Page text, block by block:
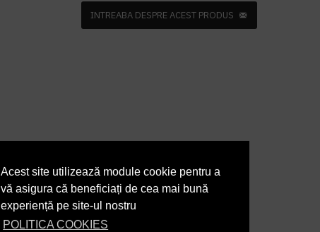
Acest site utilizează module cookie pentru a
vă asigura că beneficiați de cea mai bună
experiență pe site-ul nostru
POLITICA COOKIES
INTREABA DESPRE ACEST PRODUS